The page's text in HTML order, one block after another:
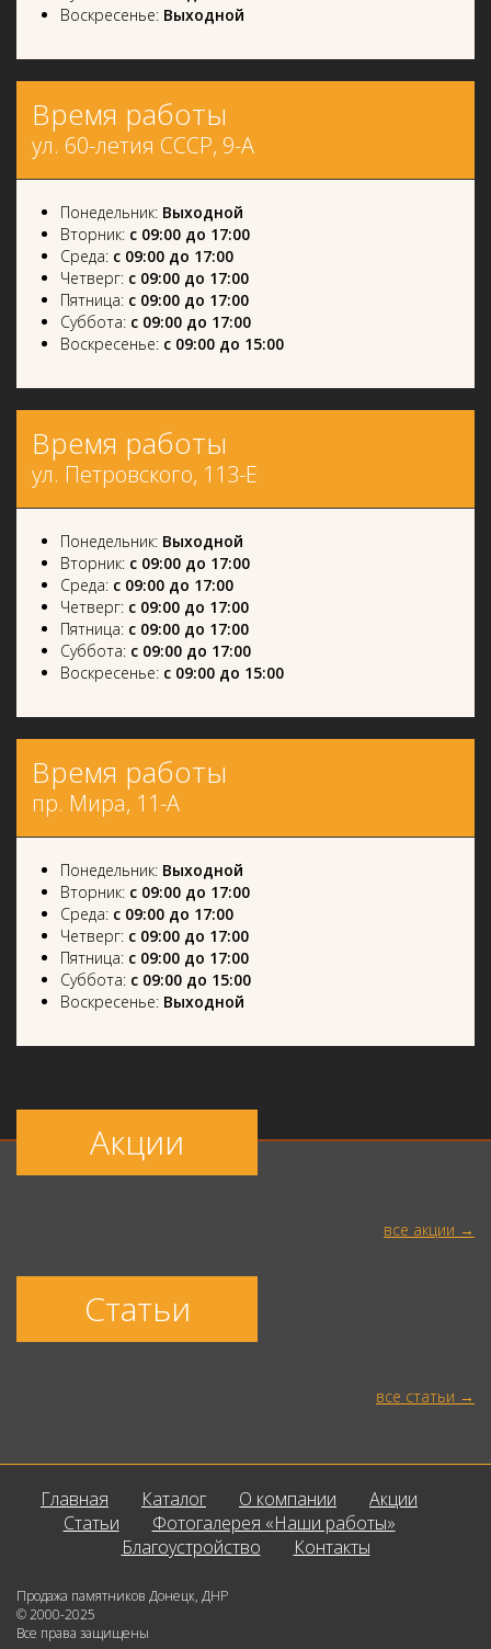
Воскресенье: Выходной
Время работы
ул. 60-летия СССР, 9-А
Понедельник: Выходной
Вторник: с 09:00 до 17:00
Среда: с 09:00 до 17:00
Четверг: с 09:00 до 17:00
Пятница: с 09:00 до 17:00
Суббота: с 09:00 до 17:00
Воскресенье: с 09:00 до 15:00
Время работы
ул. Петровского, 113-Е
Понедельник: Выходной
Вторник: с 09:00 до 17:00
Среда: с 09:00 до 17:00
Четверг: с 09:00 до 17:00
Пятница: с 09:00 до 17:00
Суббота: с 09:00 до 17:00
Воскресенье: с 09:00 до 15:00
Время работы
пр. Мира, 11-А
Понедельник: Выходной
Вторник: с 09:00 до 17:00
Среда: с 09:00 до 17:00
Четверг: с 09:00 до 17:00
Пятница: с 09:00 до 17:00
Суббота: с 09:00 до 15:00
Воскресенье: Выходной
Акции
все акции
Статьи
все статьи
Главная Каталог О компании
Акции
Статьи
Фотогалерея «Наши работы»
Благоустройство
Контакты
Продажа памятников Донецк, ДНР
© 2000-2025
Все права защищены